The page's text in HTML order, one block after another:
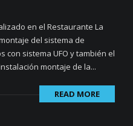
en el Restaurante La
del sistema de
con sistema UFO y también el
montaje de la...
READ MORE